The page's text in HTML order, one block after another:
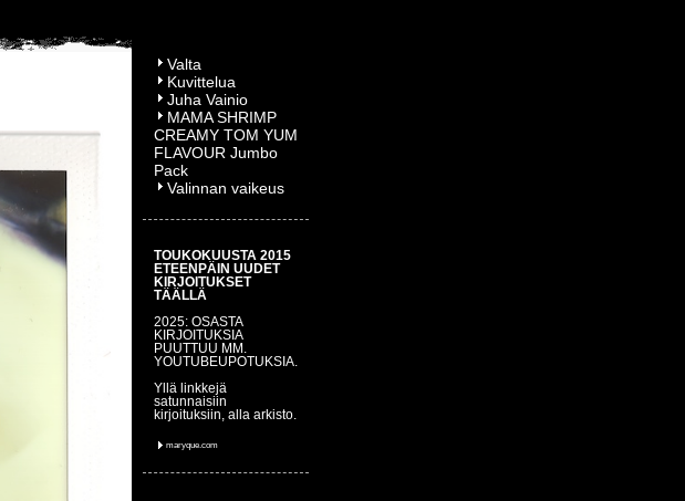
Valta
Kuvittelua
Juha Vainio
MAMA SHRIMP
CREAMY TOM YUM
FLAVOUR Jumbo
Pack
Valinnan vaikeus
TOUKOKUUSTA 2015
ETEENPÄIN UUDET
KIRJOITUKSET
TÄÄLLÄ
2025: OSASTA
KIRJOITUKSIA
PUUTTUU MM.
YOUTUBEUPOTUKSIA.
Yllä linkkejä
satunnaisiin
kirjoituksiin, alla arkisto.
maryque.com